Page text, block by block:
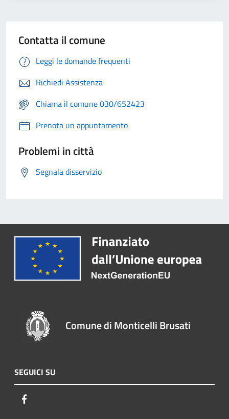
Contatta il comune
Leggi le domande frequenti
Richiedi Assistenza
Chiama il comune 030/652423
Prenota un appuntamento
Problemi in città
Segnala disservizio
Comune di Monticelli Brusati
SEGUICI SU